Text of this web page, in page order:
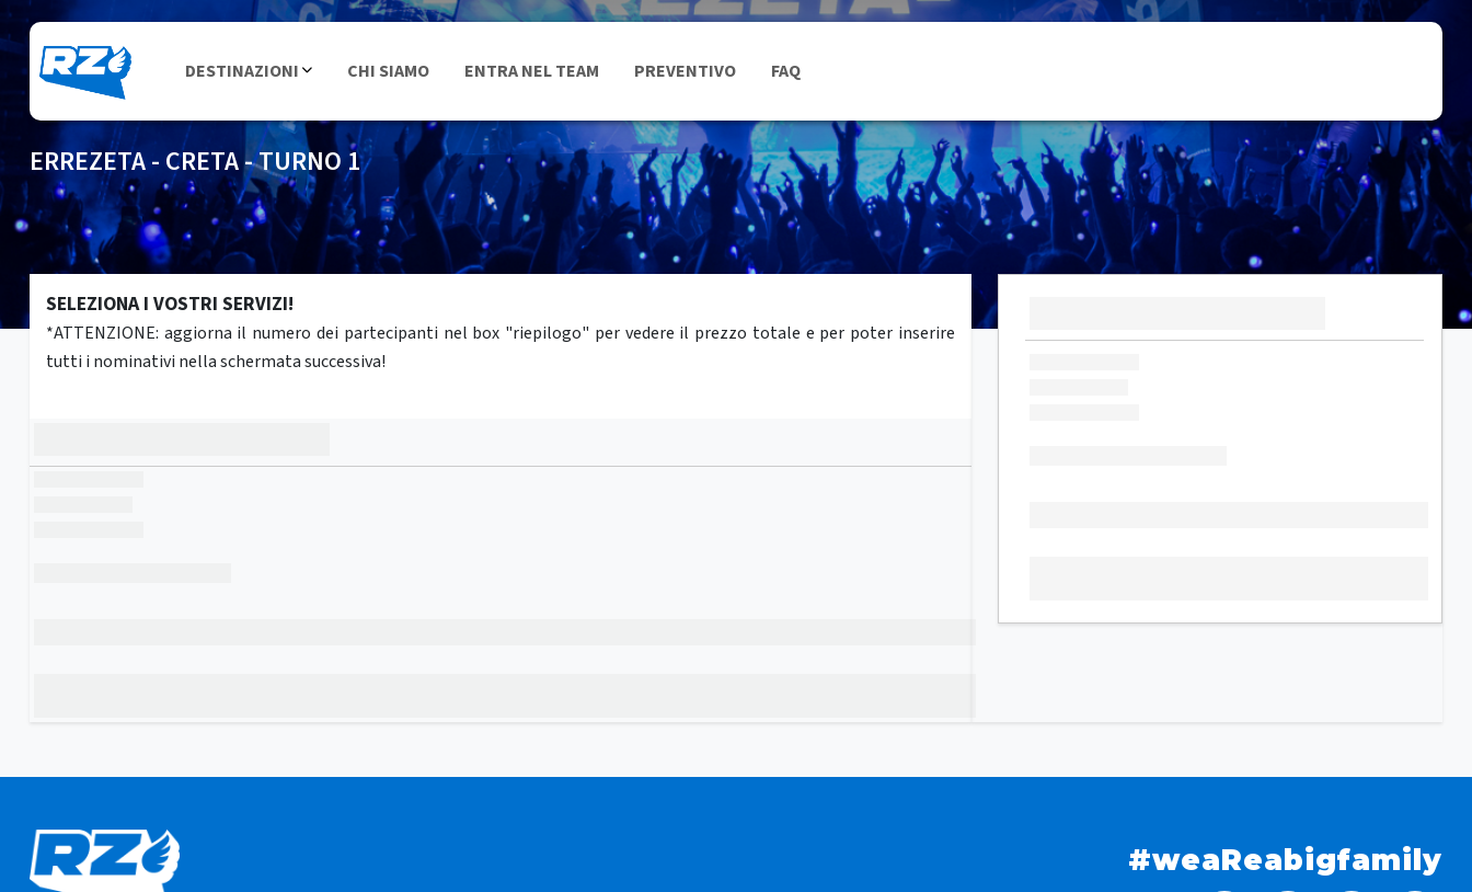
DESTINAZIONI CHI SIAMO ENTRA NEL TEAM PREVENTIVO FAQ
ERREZETA - CRETA - TURNO 1
SELEZIONA I VOSTRI SERVIZI!
*ATTENZIONE: aggiorna il numero dei partecipanti nel box "riepilogo" per vedere il prezzo totale e per poter inserire
tutti i nominativi nella schermata successiva!
#weaReabigfamily